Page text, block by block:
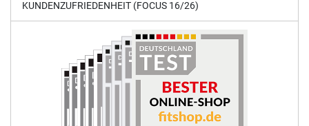
KUNDENZUFRIEDENHEIT (FOCUS 16/26)